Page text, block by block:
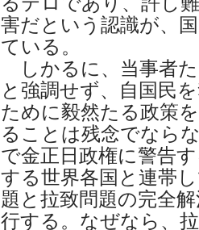
害だという認識が、
ている。
しかるに、当事者
と強調せず、自国民
ために毅然たる政策
ることは残念でなら
で金正日政権に警告
する世界各国と連帯
題と拉致問題の完全
行する。なぜなら、